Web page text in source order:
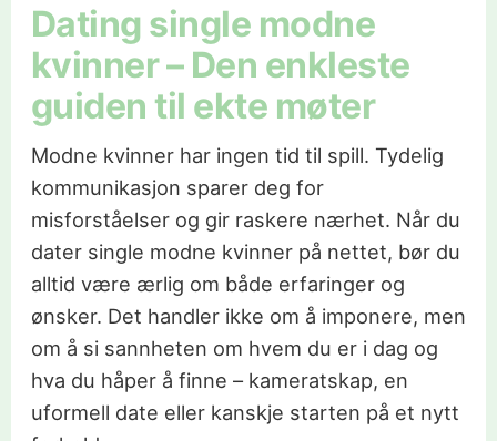
Dating single modne
kvinner – Den enkleste
guiden til ekte møter
Modne kvinner har ingen tid til spill. Tydelig
kommunikasjon sparer deg for
misforståelser og gir raskere nærhet. Når du
dater single modne kvinner på nettet, bør du
alltid være ærlig om både erfaringer og
ønsker. Det handler ikke om å imponere, men
om å si sannheten om hvem du er i dag og
hva du håper å finne – kameratskap, en
uformell date eller kanskje starten på et nytt